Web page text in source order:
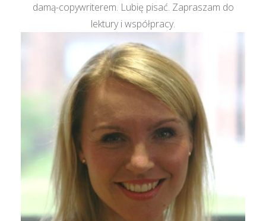
damą-copywriterem. Lubię pisać. Zapraszam do
lektury i współpracy.